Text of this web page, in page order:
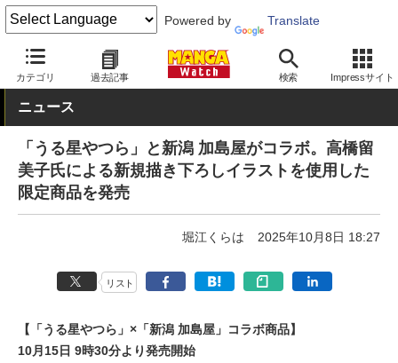
Powered by Translate
カテゴリ 過去記事 検索 Impressサイト
MANGA Watch コラボ
ニュース
「うる星やつら」と新潟 加島屋がコラボ。高橋留
美子氏による新規描き下ろしイラストを使用した
限定商品を発売
堀江くらは 2025年10月8日 18:27
リスト
【「うる星やつら」×「新潟 加島屋」コラボ商品】
10月15日 9時30分より発売開始